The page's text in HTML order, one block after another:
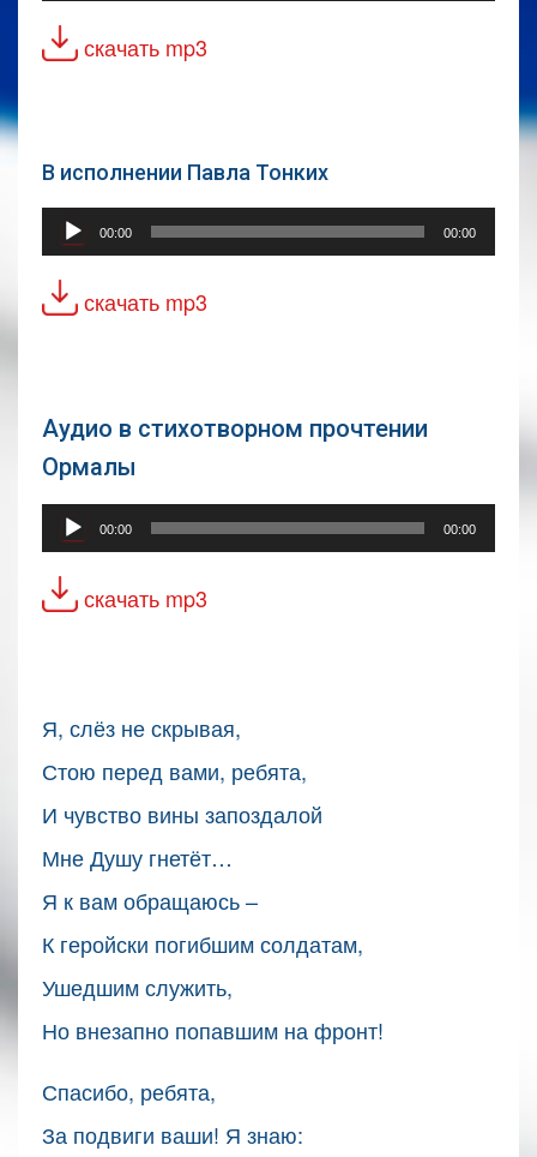
скачать mp3
В исполнении Павла Тонких
Аудиоплеер
00:00 00:00
скачать mp3
Аудио в стихотворном прочтении
Ормалы
Аудиоплеер
00:00 00:00
скачать mp3
Я, слёз не скрывая,
Стою перед вами, ребята,
И чувство вины запоздалой
Мне Душу гнетёт…
Я к вам обращаюсь –
К геройски погибшим солдатам,
Ушедшим служить,
Но внезапно попавшим на фронт!
Спасибо, ребята,
За подвиги ваши! Я знаю: